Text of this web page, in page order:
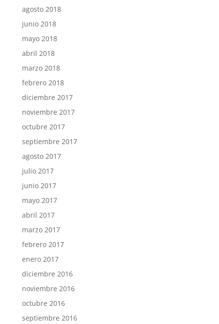
agosto 2018
junio 2018
mayo 2018
abril 2018
marzo 2018
febrero 2018
diciembre 2017
noviembre 2017
octubre 2017
septiembre 2017
agosto 2017
julio 2017
junio 2017
mayo 2017
abril 2017
marzo 2017
febrero 2017
enero 2017
diciembre 2016
noviembre 2016
octubre 2016
septiembre 2016